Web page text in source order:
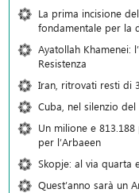
La prima incisione
fondamentale per la
Ayatollah Khamenei:
Resistenza
Iran, ritrovati resti di
Cuba, nel silenzio
Un milione e
per l’Arbaeen
Skopje: al via quarta
Quest’anno sarà un